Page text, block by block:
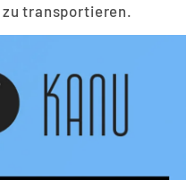
transportieren.